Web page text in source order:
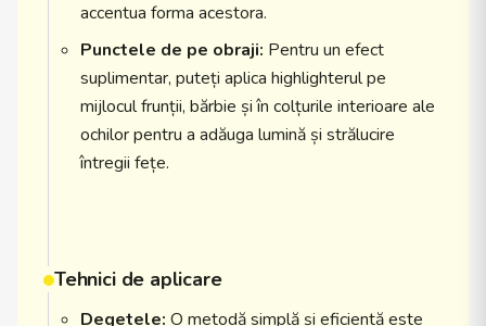
accentua forma acestora.
Punctele de pe obraji: Pentru un efect
suplimentar, puteți aplica highlighterul pe
mijlocul frunții, bărbie și în colțurile interioare ale
ochilor pentru a adăuga lumină și strălucire
întregii fețe.
Tehnici de aplicare
Degetele: O metodă simplă și eficientă este